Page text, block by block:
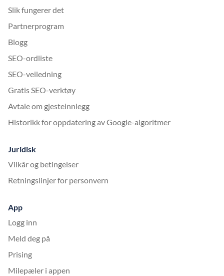
Slik fungerer det
Partnerprogram
Blogg
SEO-ordliste
SEO-veiledning
Gratis SEO-verktøy
Avtale om gjesteinnlegg
Historikk for oppdatering av Google-algoritmer
Juridisk
Vilkår og betingelser
Retningslinjer for personvern
App
Logg inn
Meld deg på
Prising
Milepæler i appen